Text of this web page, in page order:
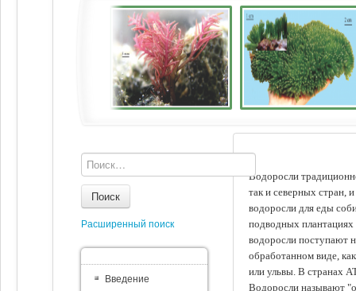
Водоросли
так и северных стран,
водоросли для еды
подводных
водоросли поступают
обработанном виде,
или ульвы. В странах
Водоросли называют
Поиск
Расширенный поиск
Введение